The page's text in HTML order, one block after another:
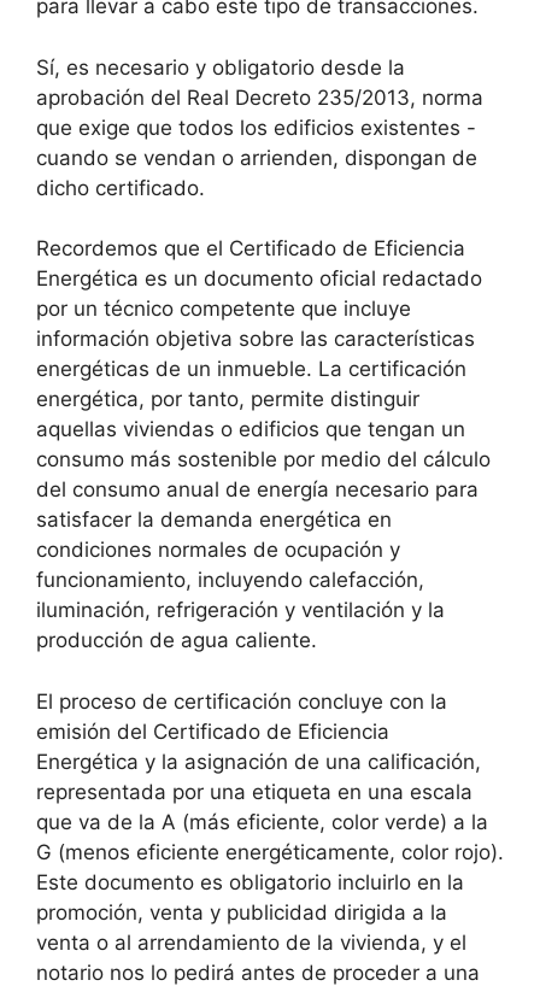
para llevar a cabo este tipo de transacciones.
Sí, es necesario y obligatorio desde la
aprobación del Real Decreto 235/2013, norma
que exige que todos los edificios existentes -
cuando se vendan o arrienden, dispongan de
dicho certificado.
Recordemos que el Certificado de Eficiencia
Energética es un documento oficial redactado
por un técnico competente que incluye
información objetiva sobre las características
energéticas de un inmueble. La certificación
energética, por tanto, permite distinguir
aquellas viviendas o edificios que tengan un
consumo más sostenible por medio del cálculo
del consumo anual de energía necesario para
satisfacer la demanda energética en
condiciones normales de ocupación y
funcionamiento, incluyendo calefacción,
iluminación, refrigeración y ventilación y la
producción de agua caliente.
El proceso de certificación concluye con la
emisión del Certificado de Eficiencia
Energética y la asignación de una calificación,
representada por una etiqueta en una escala
que va de la A (más eficiente, color verde) a la
G (menos eficiente energéticamente, color rojo).
Este documento es obligatorio incluirlo en la
promoción, venta y publicidad dirigida a la
venta o al arrendamiento de la vivienda, y el
notario nos lo pedirá antes de proceder a una